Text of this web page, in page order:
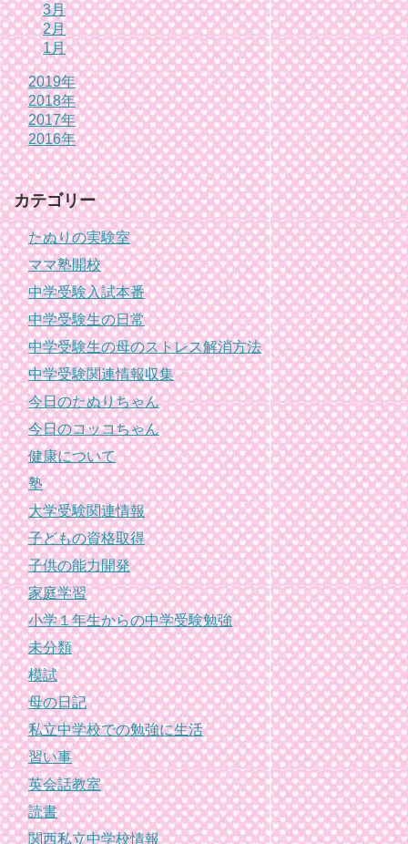
3月
2月
1月
2019年
2018年
2017年
2016年
カテゴリー
たぬりの実験室
ママ塾開校
中学受験入試本番
中学受験生の日常
中学受験生の母のストレス解消方法
中学受験関連情報収集
今日のたぬりちゃん
今日のコッコちゃん
健康について
塾
大学受験関連情報
子どもの資格取得
子供の能力開発
家庭学習
小学１年生からの中学受験勉強
未分類
模試
母の日記
私立中学校での勉強に生活
習い事
英会話教室
読書
関西私立中学校情報